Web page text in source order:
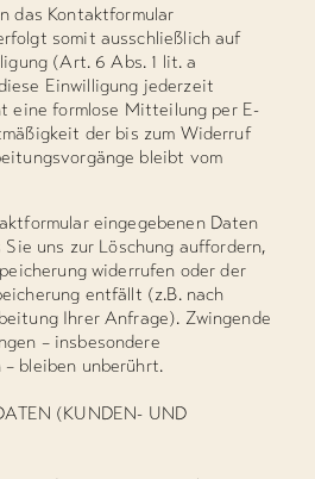
das Kontaktformular
somit ausschließlich auf
(Art. 6 Abs. 1 lit. a
Einwilligung jederzeit
eine formlose Mitteilung per E-
der bis zum Widerruf
bleibt vom
eingegebenen Daten
uns zur Löschung auffordern,
widerrufen oder der
entfällt (z.B. nach
Ihrer Anfrage). Zwingende
– insbesondere
bleiben unberührt.
(KUNDEN- UND